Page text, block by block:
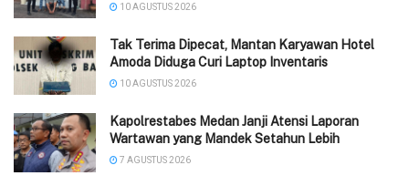
10 AGUSTUS 2026
Tak Terima Dipecat, Mantan Karyawan Hotel
Amoda Diduga Curi Laptop Inventaris
10 AGUSTUS 2026
Kapolrestabes Medan Janji Atensi Laporan
Wartawan yang Mandek Setahun Lebih
7 AGUSTUS 2026